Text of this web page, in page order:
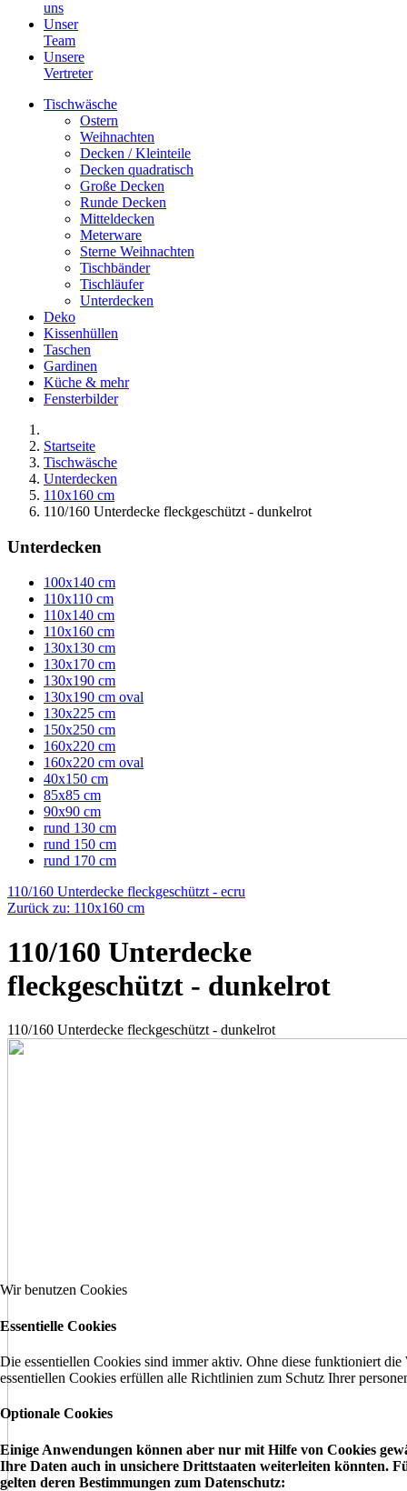
uns
Unser
Team
Unsere
Vertreter
Tischwäsche
Ostern
Weihnachten
Decken / Kleinteile
Decken quadratisch
Große Decken
Runde Decken
Mitteldecken
Meterware
Sterne Weihnachten
Tischbänder
Tischläufer
Unterdecken
Deko
Kissenhüllen
Taschen
Gardinen
Küche & mehr
Fensterbilder
Startseite
Tischwäsche
Unterdecken
110x160 cm
110/160 Unterdecke fleckgeschützt - dunkelrot
Unterdecken
100x140 cm
110x110 cm
110x140 cm
110x160 cm
130x130 cm
130x170 cm
130x190 cm
130x190 cm oval
130x225 cm
150x250 cm
160x220 cm
160x220 cm oval
40x150 cm
85x85 cm
90x90 cm
rund 130 cm
rund 150 cm
rund 170 cm
110/160 Unterdecke fleckgeschützt - ecru
Zurück zu: 110x160 cm
110/160 Unterdecke
fleckgeschützt - dunkelrot
110/160 Unterdecke fleckgeschützt - dunkelrot
Wir benutzen Cookies
Essentielle Cookies
Die essentiellen Cookies sind immer aktiv. Ohne diese funktioniert die
essentiellen Cookies erfüllen alle Richtlinien zum Schutz Ihrer
Optionale Cookies
Einige Anwendungen können aber nur mit Hilfe von Cookies
Ihre Daten auch in unsichere Drittstaaten weiterleiten könnten.
gelten deren Bestimmungen zum Datenschutz: